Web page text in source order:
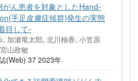
がん患者を対象としたHand-
手足皮膚症候群)発生の実態
目して-
, 加瀬竜太郎, 北川柚香, 小笠原
山政敏
(Web) 37 2023年